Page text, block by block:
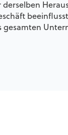
gesamten